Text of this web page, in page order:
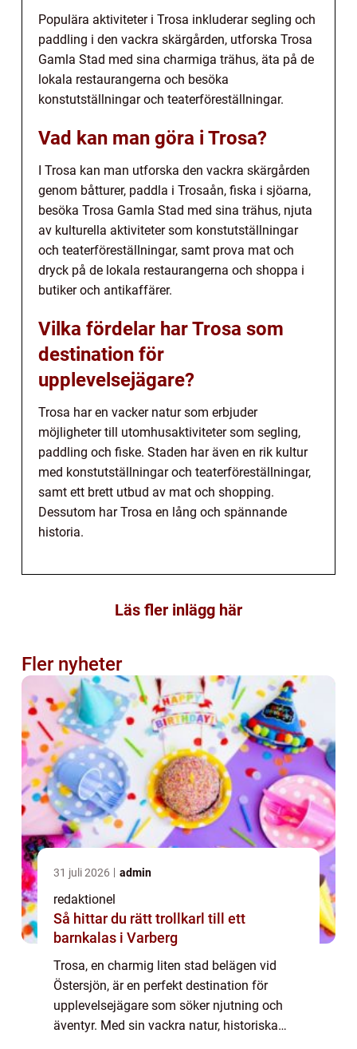
Populära aktiviteter i Trosa inkluderar segling och
paddling i den vackra skärgården, utforska Trosa
Gamla Stad med sina charmiga trähus, äta på de
lokala restaurangerna och besöka
konstutställningar och teaterföreställningar.
Vad kan man göra i Trosa?
I Trosa kan man utforska den vackra skärgården
genom båtturer, paddla i Trosaån, fiska i sjöarna,
besöka Trosa Gamla Stad med sina trähus, njuta
av kulturella aktiviteter som konstutställningar
och teaterföreställningar, samt prova mat och
dryck på de lokala restaurangerna och shoppa i
butiker och antikaffärer.
Vilka fördelar har Trosa som
destination för
upplevelsejägare?
Trosa har en vacker natur som erbjuder
möjligheter till utomhusaktiviteter som segling,
paddling och fiske. Staden har även en rik kultur
med konstutställningar och teaterföreställningar,
samt ett brett utbud av mat och shopping.
Dessutom har Trosa en lång och spännande
historia.
Läs fler inlägg här
Fler nyheter
31 juli 2026 admin
redaktionel
Så hittar du rätt trollkarl till ett
barnkalas i Varberg
Trosa, en charmig liten stad belägen vid
Östersjön, är en perfekt destination för
upplevelsejägare som söker njutning och
äventyr. Med sin vackra natur, historiska